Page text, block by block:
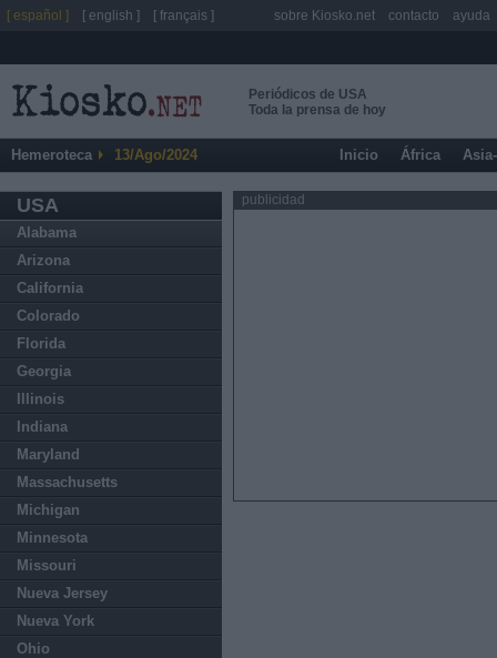
Periódicos de USA
Toda la prensa de hoy
Hemeroteca 13/Ago/2024 Inicio África
USA
Alabama
Arizona
California
Colorado
Florida
Georgia
Illinois
Indiana
Maryland
Massachusetts
Michigan
Minnesota
Missouri
Nueva Jersey
Nueva York
Ohio
publicidad
[ español ] [ english ] [ français ] sobre Kiosko.net contacto ayuda